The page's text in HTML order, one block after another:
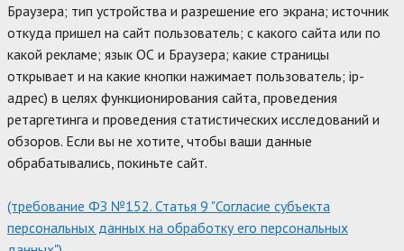
Браузера; тип устройства и разрешение его экрана; источник
откуда пришел на сайт пользователь; с какого сайта или по
какой рекламе; язык ОС и Браузера; какие страницы
открывает и на какие кнопки нажимает пользователь; ip-
адрес) в целях функционирования сайта, проведения
ретаргетинга и проведения статистических исследований и
обзоров. Если вы не хотите, чтобы ваши данные
обрабатывались, покиньте сайт.
(требование ФЗ №152. Статья 9 "Согласие субъекта
персональных данных на обработку его персональных